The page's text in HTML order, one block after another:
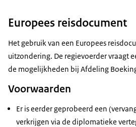
Europees reisdocument
Het gebruik van een Europees
uitzondering. De regievoerder vraagt
de mogelijkheden bij Afdeling
Voorwaarden
Er is eerder geprobeerd een
verkrijgen via de diplomatieke